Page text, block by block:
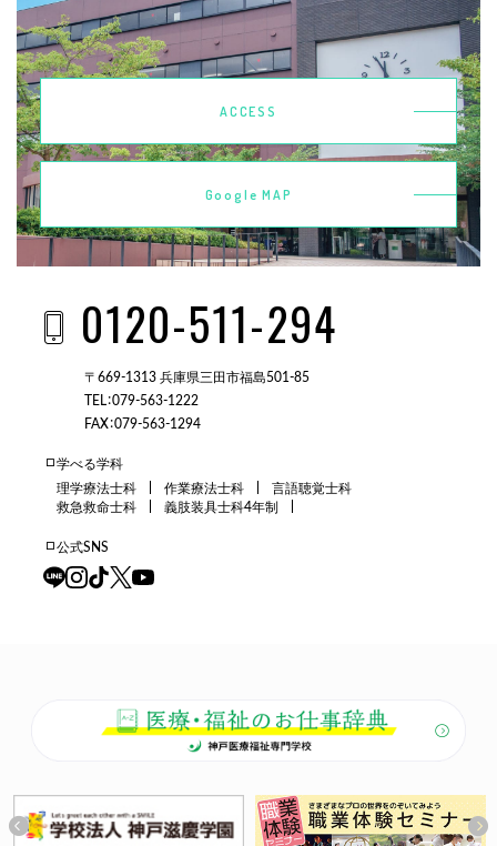
ACCESS
Google MAP
0120-511-294
〒669-1313 兵庫県三田市福島501-85
TEL：079-563-1222
FAX：079-563-1294
学べる学科
理学療法士科
作業療法士科
言語聴覚士科
救急救命士科
義肢装具士科4年制
公式SNS